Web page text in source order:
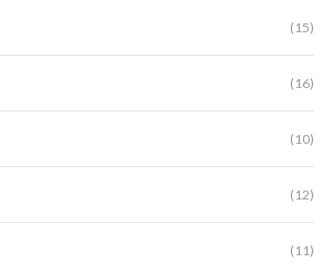
(15)
(16)
(10)
(12)
(11)